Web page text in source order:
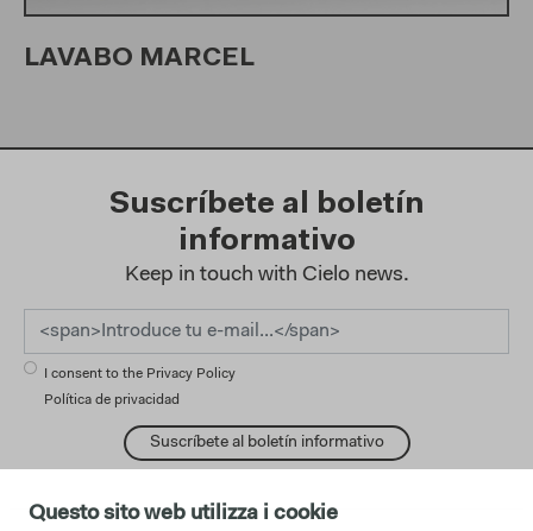
Questo sito web utilizza i cookie
LAVABO MARCEL
Suscríbete al boletín
informativo
Keep in touch with Cielo news.
I consent to the Privacy Policy
Política de privacidad
Suscríbete al boletín informativo